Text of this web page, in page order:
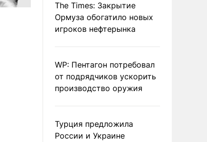
The Times: Закрытие
Ормуза обогатило новых
игроков нефтерынка
WP: Пентагон потребовал
от подрядчиков ускорить
производство оружия
Турция предложила
России и Украине